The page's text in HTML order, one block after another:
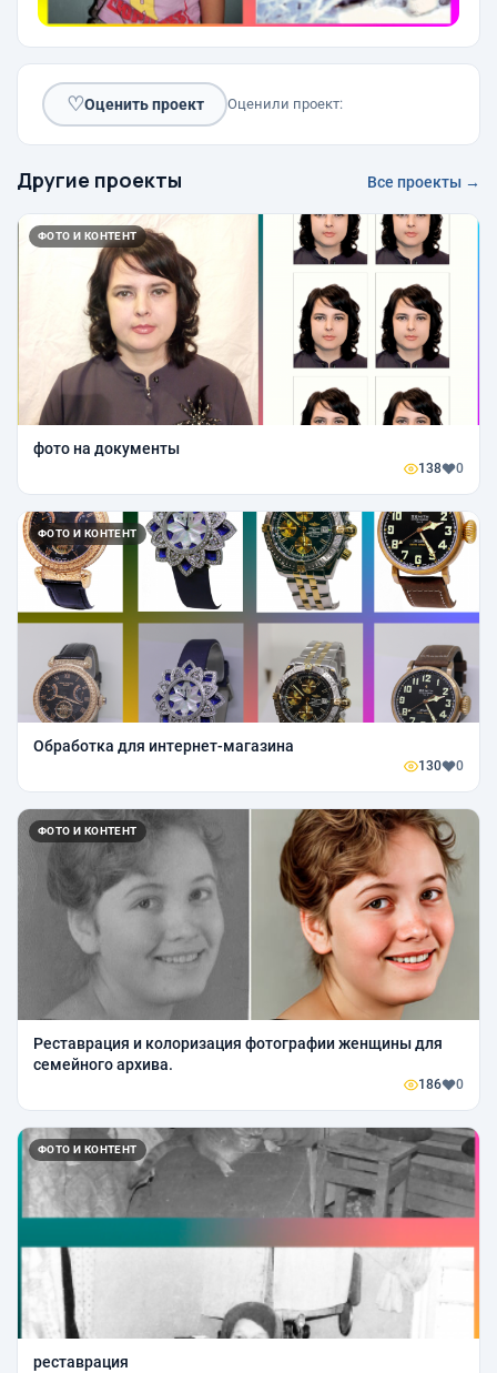
♡Оценить проект Оценили проект:
Другие проекты Все проекты →
ФОТО И КОНТЕНТ
фото на документы
138 0
ФОТО И КОНТЕНТ
Обработка для интернет-магазина
130 0
ФОТО И КОНТЕНТ
Реставрация и колоризация фотографии женщины для
семейного архива.
186 0
ФОТО И КОНТЕНТ
реставрация